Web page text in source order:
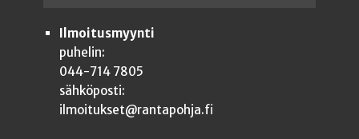
Ilmoitusmyynti
puhelin:
044-714 7805
sähköposti:
ilmoitukset@rantapohja.fi